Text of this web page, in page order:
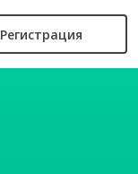
Регистрация